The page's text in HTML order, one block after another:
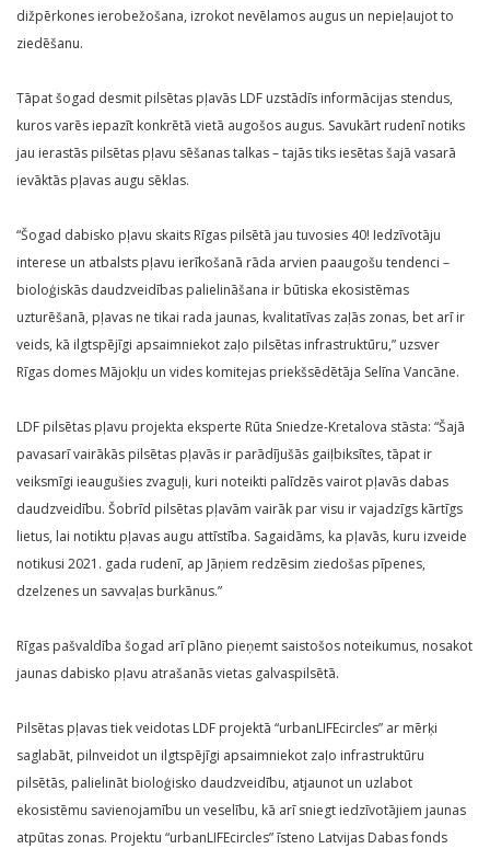
dižpērkones ierobežošana, izrokot nevēlamos augus un nepieļaujot to
ziedēšanu.
Tāpat šogad desmit pilsētas pļavās LDF uzstādīs informācijas stendus,
kuros varēs iepazīt konkrētā vietā augošos augus. Savukārt rudenī notiks
jau ierastās pilsētas pļavu sēšanas talkas – tajās tiks iesētas šajā vasarā
ievāktās pļavas augu sēklas.
“Šogad dabisko pļavu skaits Rīgas pilsētā jau tuvosies 40! Iedzīvotāju
interese un atbalsts pļavu ierīkošanā rāda arvien paaugošu tendenci –
bioloģiskās daudzveidības palielināšana ir būtiska ekosistēmas
uzturēšanā, pļavas ne tikai rada jaunas, kvalitatīvas zaļās zonas, bet arī ir
veids, kā ilgtspējīgi apsaimniekot zaļo pilsētas infrastruktūru,” uzsver
Rīgas domes Mājokļu un vides komitejas priekšsēdētāja Selīna Vancāne.
LDF pilsētas pļavu projekta eksperte Rūta Sniedze-Kretalova stāsta: “Šajā
pavasarī vairākās pilsētas pļavās ir parādījušās gaiļbiksītes, tāpat ir
veiksmīgi ieaugušies zvaguļi, kuri noteikti palīdzēs vairot pļavās dabas
daudzveidību. Šobrīd pilsētas pļavām vairāk par visu ir vajadzīgs kārtīgs
lietus, lai notiktu pļavas augu attīstība. Sagaidāms, ka pļavās, kuru izveide
notikusi 2021. gada rudenī, ap Jāņiem redzēsim ziedošas pīpenes,
dzelzenes un savvaļas burkānus.”
Rīgas pašvaldība šogad arī plāno pieņemt saistošos noteikumus, nosakot
jaunas dabisko pļavu atrašanās vietas galvaspilsētā.
Pilsētas pļavas tiek veidotas LDF projektā “urbanLIFEcircles” ar mērķi
saglabāt, pilnveidot un ilgtspējīgi apsaimniekot zaļo infrastruktūru
pilsētās, palielināt bioloģisko daudzveidību, atjaunot un uzlabot
ekosistēmu savienojamību un veselību, kā arī sniegt iedzīvotājiem jaunas
atpūtas zonas. Projektu “urbanLIFEcircles” īsteno Latvijas Dabas fonds